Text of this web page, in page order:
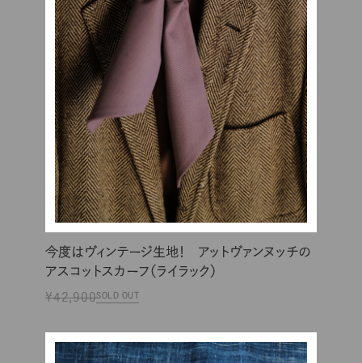
今度はヴィンテージ生地！ アットヴァンヌッチの
アスコットスカーフ（ライラック）
¥42,900SOLD OUT